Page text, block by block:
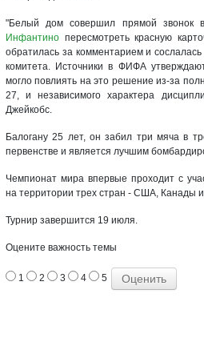
"Белый дом совершил прямой
Инфантино пересмотреть красную
обратилась за комментарием и
комитета. Источники в ФИФА
могло повлиять на это решение из-за
27, и независимого характера
Джейкобс.
Балогану 25 лет, он забил три мяча в
первенстве и является лучшим
Чемпионат мира впервые проходит с
на территории трех стран - США, Канады
Турнир завершится 19 июля.
Оцените важность темы
1 2 3 4 5